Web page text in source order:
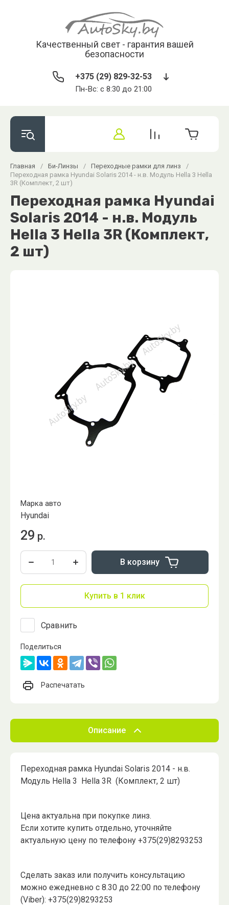
Качественный свет - гарантия вашей
безопасности
+375 (29) 829-32-53
Пн-Вс: с 8:30 до 21:00
Главная / Би-Линзы / Переходные рамки для линз
/
Переходная рамка Hyundai Solaris 2014 - н.в. Модуль Hella 3 Hella
3R (Комплект, 2 шт)
Переходная рамка Hyundai
Solaris 2014 - н.в. Модуль
Hella 3 Hella 3R (Комплект,
2 шт)
Марка авто
Hyundai
29 р.
В корзину
Купить в 1 клик
Сравнить
Поделиться
Распечатать
Описание
Переходная рамка Hyundai Solaris 2014 - н.в.
Модуль Hella 3 Hella 3R (Комплект, 2 шт)
Цена актуальна при покупке линз.
Если хотите купить отдельно, уточняйте
актуальную цену по телефону +375(29)8293253
Сделать заказ или получить консультацию
можно ежедневно с 8.30 до 22:00 по телефону
(Viber): +375(29)8293253